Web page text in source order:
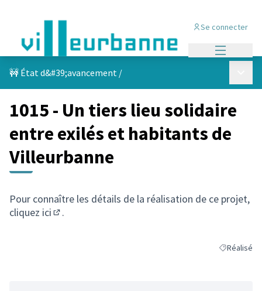
Se connecter
🚧 État d&#39;avancement /
1015 - Un tiers lieu solidaire
entre exilés et habitants de
Villeurbanne
Pour connaître les détails de la réalisation de ce projet,
cliquez ici .
Filtrer les
Réalisé